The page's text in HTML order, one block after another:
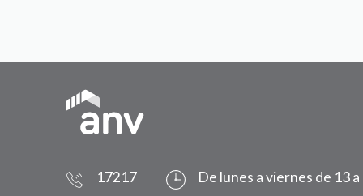
17217 De lunes a viernes de 13